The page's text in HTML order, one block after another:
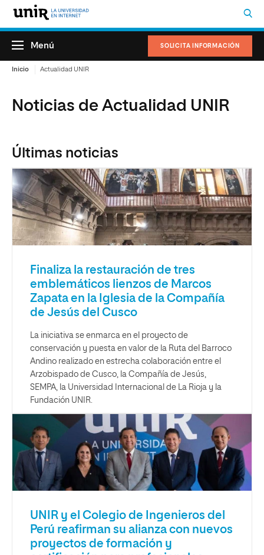
SOLICITA INFORMACIÓN
Menú
Inicio Actualidad UNIR
Noticias de Actualidad UNIR
Últimas noticias
Finaliza la restauración de tres
emblemáticos lienzos de Marcos
Zapata en la Iglesia de la Compañía
de Jesús del Cusco
La iniciativa se enmarca en el proyecto de
conservación y puesta en valor de la Ruta del Barroco
Andino realizado en estrecha colaboración entre el
Arzobispado de Cusco, la Compañía de Jesús,
SEMPA, la Universidad Internacional de La Rioja y la
Fundación UNIR.
UNIR y el Colegio de Ingenieros del
Perú reafirman su alianza con nuevos
proyectos de formación y